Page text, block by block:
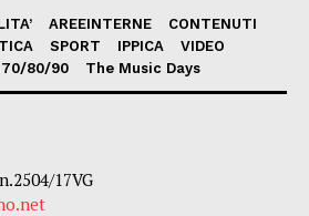
AREEINTERNE
CONTENUTI
SPORT IPPICA
VIDEO
70/80/90
The Music Days
17VG